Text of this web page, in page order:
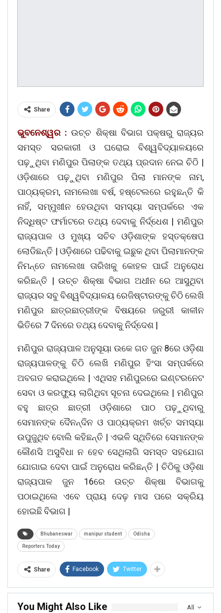
Share
ଭୁବନେଶ୍ୱର : ଉଚ୍ଚ ଶିକ୍ଷା ବିଭାଗ ପକ୍ଷରୁ ରାଜ୍ୟର
ସମସ୍ତ ସରକାରୀ ଓ ଘରୋଇ ବିଶ୍ୱବିଦ୍ୟାଳୟରେ
ପଢ଼ୁଥିବା ମଣିପୁର ପିଲାଙ୍କ ତଥ୍ୟ ପ୍ରଦାନ ନେଇ ଚିଠି |
ଓଡ଼ିଶାରେ ପଢ଼ୁଥିବା ମଣିପୁର ପିଲା ମାନଙ୍କ ନାମ,
ପାଠ୍ୟକ୍ରମ, ନାମଲେଖା ବର୍ଷ, ହଷ୍ଟେଲରେ ରହୁଛନ୍ତି କି
ନାହିଁ, ସମ୍ମୁଖୀନ ହେଉଥିବା ସମସ୍ୟା ସମ୍ପର୍କରେ ଏକ
ନିଦ୍ଧିଷ୍ଟ ଫର୍ମାଟରେ ତଥ୍ୟ ଦେବାକୁ ନିର୍ଦ୍ଧେଶ | ମଣିପୁର
ରାଜ୍ୟପାଳ ଓ ମୁଖ୍ୟ ସଚିବ ଓଡ଼ିଶାଙ୍କ ହସ୍ତକ୍ଷେପ
ଲୋଡିଛନ୍ତି | ଓଡ଼ିଶାରେ ପଢିବାକୁ ଇଛୁକ ଥିବା ପିଲାମାନଙ୍କ
ନିମନ୍ତେ ନାମଲେଖା ତାରିଖକୁ କୋହଳ ପାଇଁ ଅନୁରୋଧ
କରିଛନ୍ତି | ଉଚ୍ଚ ଶିକ୍ଷା ବିଭାଗ ଅଧୀନ ରେ ଆସୁଥିବା
ରାଜ୍ୟର ସବୁ ବିଶ୍ୱବିଦ୍ୟାଳୟ ରେଜିଷ୍ଟାରଙ୍କୁ ଚିଠି ଲେଖି
ମଣିପୁର ଛାତ୍ରଛାତ୍ରୀଙ୍କ ବିଷୟରେ ଜରୁରୀ କାଳୀନ
ଭିତିରେ 7 ଦିନରେ ତଥ୍ୟ ଦେବାକୁ ନିର୍ଦ୍ଦେଶ |
ମଣିପୁର ରାଜ୍ୟପାଳ ଅନୁସୂୟା ଉକେ ଗତ ଜୁନ 8ରେ ଓଡ଼ିଶା
ରାଜ୍ୟପାଳଙ୍କୁ ଚିଠି ଲେଖି ମଣିପୁର ହିଂସା ସମ୍ପର୍କରେ
ଅବଗତ କରାଇଥିଲେ | ଏଥିସହ ମଣିପୁରରେ ଇଣ୍ଟରନେଟ
ସେବା ଓ କରଫ୍ୟୁ ଲାଗିଥିବା ସୂଚନା ଦେଇଥିଲେ | ମଣିପୁର
ବହୁ ଛାତ୍ର ଛାତ୍ରୀ ଓଡ଼ିଶାରେ ପାଠ ପଢ଼ୁଥିବାରୁ
ସେମାନଙ୍କ ଦୈନନ୍ଦିନ ଓ ପାଠ୍ୟକ୍ରମ ଖର୍ଚ୍ଚ ସମସ୍ୟା
ଉପୁଜୁଥିବ ବୋଲି କହିଛନ୍ତି | ଏଭଳି ସ୍ଥିତିରେ ସେମାନଙ୍କ
କୌଣସି ଅସୁବିଧା ନ ହେବ ସେଥିଲାଗି ସମସ୍ତ ସହଯୋଗ
ଯୋଗାଇ ଦେବା ପାଇଁ ଅନୁରୋଧ କରିଛନ୍ତି | ଚିଠିକୁ ଓଡ଼ିଶା
ରାଜ୍ୟପାଳ ଜୁନ 16ରେ ଉଚ୍ଚ ଶିକ୍ଷା ବିଭାଗକୁ
ପଠାଇଥିଲେ ଏବେ ପ୍ରାୟ ଦେଢ଼ ମାସ ପରେ ସକ୍ରିୟ
ହୋଇଛି ବିଭାଗ |
Bhubaneswar manipur student Odisha
Reporters Today
Share Facebook Twitter
All
You Might Also Like